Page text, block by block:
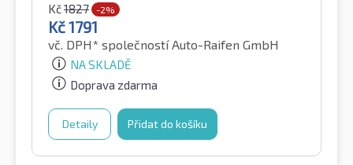
Kč1827 -2%
Kč1791
vč. DPH* společností Auto-Raifen GmbH
NA SKLADĚ
Doprava zdarma
Detaily Přidat do košíku